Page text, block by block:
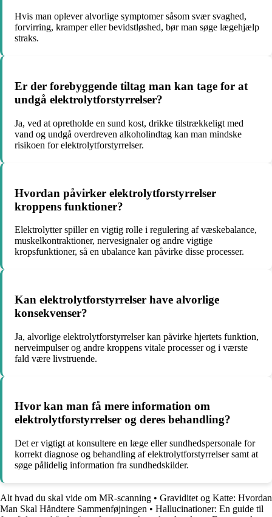
Hvis man oplever alvorlige symptomer såsom svær svaghed,
forvirring, kramper eller bevidstløshed, bør man søge lægehjælp
straks.
Er der forebyggende tiltag man kan tage for at
undgå elektrolytforstyrrelser?
Ja, ved at opretholde en sund kost, drikke tilstrækkeligt med
vand og undgå overdreven alkoholindtag kan man mindske
risikoen for elektrolytforstyrrelser.
Hvordan påvirker elektrolytforstyrrelser
kroppens funktioner?
Elektrolytter spiller en vigtig rolle i regulering af væskebalance,
muskelkontraktioner, nervesignaler og andre vigtige
kropsfunktioner, så en ubalance kan påvirke disse processer.
Kan elektrolytforstyrrelser have alvorlige
konsekvenser?
Ja, alvorlige elektrolytforstyrrelser kan påvirke hjertets funktion,
nerveimpulser og andre kroppens vitale processer og i værste
fald være livstruende.
Hvor kan man få mere information om
elektrolytforstyrrelser og deres behandling?
Det er vigtigt at konsultere en læge eller sundhedspersonale for
korrekt diagnose og behandling af elektrolytforstyrrelser samt at
søge pålidelig information fra sundhedskilder.
Alt hvad du skal vide om MR-scanning • Graviditet og Katte: Hvordan
Man Skal Håndtere Sammenføjningen • Hallucinationer: En guide til